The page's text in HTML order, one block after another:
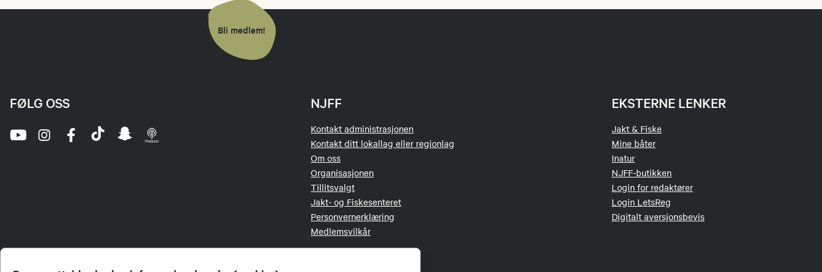
Bli medlem!
NJFF
Kontakt administrasjonen
Kontakt ditt lokallag eller regionlag
Om oss
Organisasjonen
Tillitsvalgt
Jakt- og Fiskesenteret
Personvernerklæring
Medlemsvilkår
EKSTERNE LENKER
Jakt & Fiske
Mine båter
Inatur
NJFF-butikken
Login for redaktører
Login LetsReg
Digitalt aversjonsbevis
FØLG OSS